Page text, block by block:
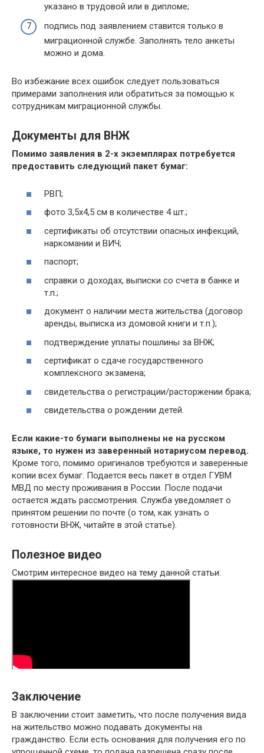
указано в трудовой или в дипломе;
подпись под заявлением ставится только в
миграционной службе. Заполнять тело анкеты
можно и дома.
Во избежание всех ошибок следует пользоваться
примерами заполнения или обратиться за помощью к
сотрудникам миграционной службы.
Документы для ВНЖ
Помимо заявления в 2-х экземплярах потребуется
предоставить следующий пакет бумаг:
РВП;
фото 3,5х4,5 см в количестве 4 шт.;
сертификаты об отсутствии опасных инфекций,
наркомании и ВИЧ;
паспорт;
справки о доходах, выписки со счета в банке и
т.п.;
документ о наличии места жительства (договор
аренды, выписка из домовой книги и т.п.);
подтверждение уплаты пошлины за ВНЖ;
сертификат о сдаче государственного
комплексного экзамена;
свидетельства о регистрации/расторжении брака;
свидетельства о рождении детей.
Если какие-то бумаги выполнены не на русском
языке, то нужен из заверенный нотариусом перевод.
Кроме того, помимо оригиналов требуются и заверенные
копии всех бумаг. Подается весь пакет в отдел ГУВМ
МВД по месту проживания в России. После подачи
остается ждать рассмотрения. Служба уведомляет о
принятом решении по почте (о том, как узнать о
готовности ВНЖ, читайте в этой статье).
Полезное видео
Смотрим интересное видео на тему данной статьи:
Заключение
В заключении стоит заметить, что после получения вида
на жительство можно подавать документы на
гражданство. Если есть основания для получения его по